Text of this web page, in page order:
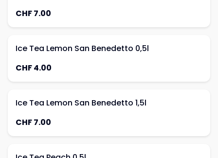
CHF 7.00
Ice Tea Lemon San Benedetto 0,5l
CHF 4.00
Ice Tea Lemon San Benedetto 1,5l
CHF 7.00